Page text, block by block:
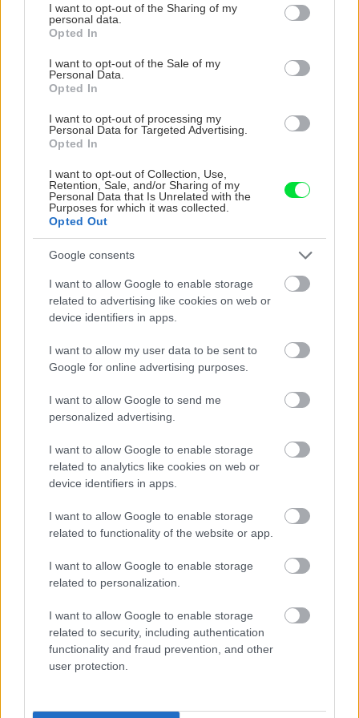
not limited to your visit or usage behaviour. You may click to
grant or deny consent to Google and its third-party tags to
use your data for below specified purposes in below Google
consent section.
I want to opt-out of the Sharing of my
personal data.
Opted In
I want to opt-out of the Sale of my
Personal Data.
Opted In
I want to opt-out of processing my
Personal Data for Targeted Advertising.
Opted In
I want to opt-out of Collection, Use,
Retention, Sale, and/or Sharing of my
Personal Data that Is Unrelated with the
Purposes for which it was collected.
Opted Out
Google consents
I want to allow Google to enable storage
related to advertising like cookies on web or
device identifiers in apps.
I want to allow my user data to be sent to
Google for online advertising purposes.
I want to allow Google to send me
personalized advertising.
I want to allow Google to enable storage
related to analytics like cookies on web or
device identifiers in apps.
I want to allow Google to enable storage
related to functionality of the website or app.
I want to allow Google to enable storage
related to personalization.
I want to allow Google to enable storage
related to security, including authentication
functionality and fraud prevention, and other
user protection.
Dom s ukážkovou záhradou: Majitelia mali pri
výbere stavebného materiálu jasno
domácu pascu na osy a sršne, ktorá ich
nepustí von
Čo robiť, ak paradajky dozrievajú pomaly? Trik
s odlisťovaním funguje aj cez leto, ale pozor na
chyby
Chcete dominantu interiéru, ktorá pritiahne
pohľady? Vyrobte si takéto masívne orechové
svietidlo
NAŠE ČASOPISY
UROB SI SÁM 7-8/2026
KDE SA DISKUTUJE